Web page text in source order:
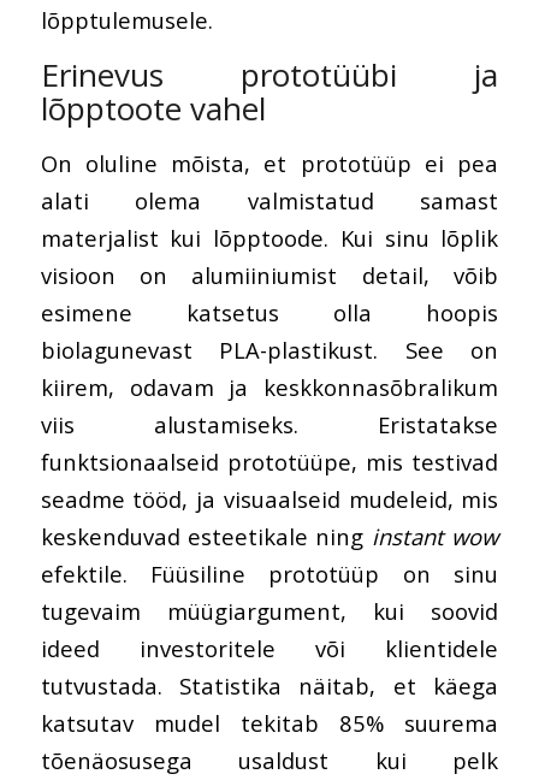
lõpptulemusele.
Erinevus prototüübi ja
lõpptoote vahel
On oluline mõista, et prototüüp ei pea
alati olema valmistatud samast
materjalist kui lõpptoode. Kui sinu lõplik
visioon on alumiiniumist detail, võib
esimene katsetus olla hoopis
biolagunevast PLA-plastikust. See on
kiirem, odavam ja keskkonnasõbralikum
viis alustamiseks. Eristatakse
funktsionaalseid prototüüpe, mis testivad
seadme tööd, ja visuaalseid mudeleid, mis
keskenduvad esteetikale ning instant wow
efektile. Füüsiline prototüüp on sinu
tugevaim müügiargument, kui soovid
ideed investoritele või klientidele
tutvustada. Statistika näitab, et käega
katsutav mudel tekitab 85% suurema
tõenäosusega usaldust kui pelk